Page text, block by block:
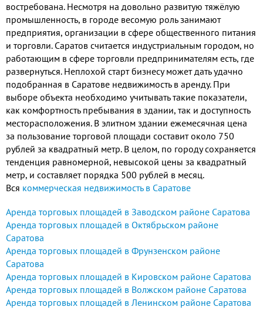
востребована. Несмотря на довольно развитую тяжёлую
промышленность, в городе весомую роль занимают
предприятия, организации в сфере общественного питания
и торговли. Саратов считается индустриальным городом, но
работающим в сфере торговли предпринимателям есть, где
развернуться. Неплохой старт бизнесу может дать удачно
подобранная в Саратове недвижимость в аренду. При
выборе объекта необходимо учитывать такие показатели,
как комфортность пребывания в здании, так и доступность
месторасположения. В элитном здании ежемесячная цена
за пользование торговой площади составит около 750
рублей за квадратный метр. В целом, по городу сохраняется
тенденция равномерной, невысокой цены за квадратный
метр, и составляет порядка 500 рублей в месяц.
Вся коммерческая недвижимость в Саратове
Аренда торговых площадей в Заводском районе Саратова
Аренда торговых площадей в Октябрьском районе
Саратова
Аренда торговых площадей в Фрунзенском районе
Саратова
Аренда торговых площадей в Кировском районе Саратова
Аренда торговых площадей в Волжском районе Саратова
Аренда торговых площадей в Ленинском районе Саратова